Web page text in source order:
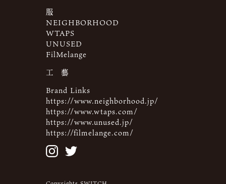
服
NEIGHBORHOOD
WTAPS
UNUSED
FilMelange
工 藝
Brand Links
https://www.neighborhood.jp/
https://www.wtaps.com/
https://www.unused.jp/
https://filmelange.com/